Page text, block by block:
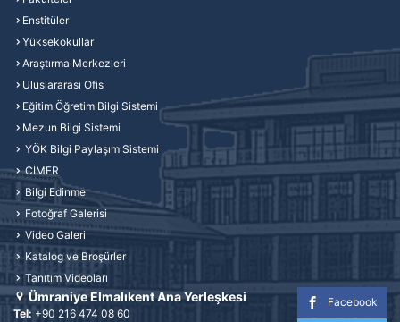
Enstitüler
Yüksekokullar
Araştırma Merkezleri
Uluslararası Ofis
Eğitim Öğretim Bilgi Sistemi
Mezun Bilgi Sistemi
YÖK Bilgi Paylaşım Sistemi
CİMER
Bilgi Edinme
Fotoğraf Galerisi
Video Galeri
Katalog ve Broşürler
Tanıtım Videoları
Facebook
Ümraniye Elmalıkent Ana Yerleşkesi
Tel: +90 216 474 08 60